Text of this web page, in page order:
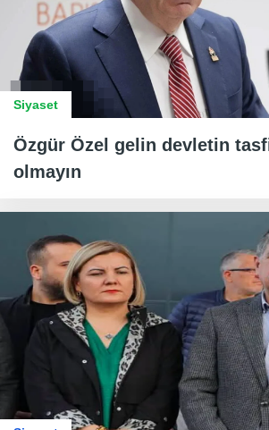
Siyaset
Özgür Özel gelin devletin
olmayın